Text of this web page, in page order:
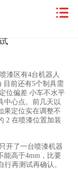
漆区有4台机器人
目前还有5个制具需
位偏差 小车不水平
中心点。前几天以
果定位实在调整不
2 在喷漆位置加装
开了一台喷漆机器
能高于4mm，比要
再测试再确认。